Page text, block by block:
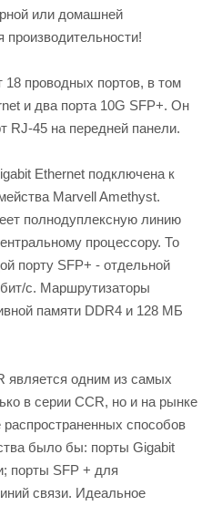
или домашней
проводных портов, в том
и два порта 10G SFP+. Он
RJ-45 на передней панели.
Ethernet подключена к
Marvell Amethyst.
полнодуплексную линию
процессору. То
порту SFP+ - отдельной
с. Маршрутизаторы
памяти DDR4 и 128 МБ
является одним из самых
в серии CCR, но и на рынке
способов
было бы: порты Gigabit
порты SFP + для
связи. Идеальное